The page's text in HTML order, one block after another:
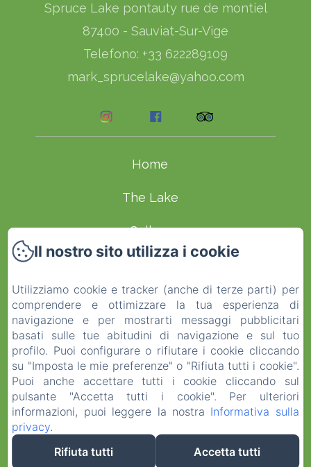
Spruce Lake pontauty rue de montiel
87400 - Sauviat-Sur-Vige
Telefono: +33 622289109
mark_sprucelake@yahoo.com
Home
The Lake
Gallery
Contact
Reviews
Terms and Conditions
EN FR ES IT DE NL
Il nostro sito utilizza i cookie
Utilizziamo cookie e tracker (anche di terze parti) per
comprendere e ottimizzare la tua esperienza di
navigazione e per mostrarti messaggi pubblicitari
basati sulle tue abitudini di navigazione e sul tuo
profilo. Puoi configurare o rifiutare i cookie cliccando
su "Imposta le mie preferenze" o "Rifiuta tutti i cookie".
Puoi anche accettare tutti i cookie cliccando sul
pulsante "Accetta tutti i cookie". Per ulteriori
informazioni, puoi leggere la nostra Informativa sulla
privacy.
Rifiuta tutti
Accetta tutti